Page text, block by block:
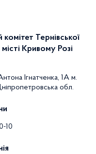
комітет Тернівської
Кривому Розі
Ігнатченка, 1А м.
обл.
10